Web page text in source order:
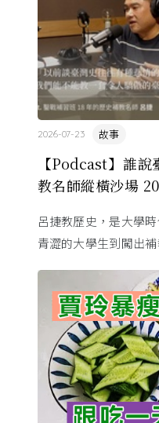
【Podcast】誰
教名師縱橫沙場
故事
2026-07-23
呂捷教歷史，是大學
青澀的大學生到闖出
裡幾乎沒有臺灣史，